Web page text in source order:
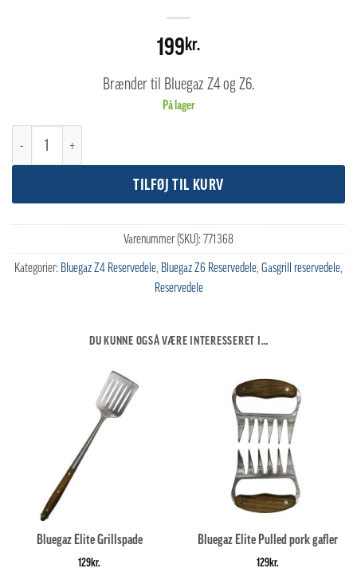
199kr.
Brænder til Bluegaz Z4 og Z6.
På lager
Bluegaz Z4 & Z6 Brænder antal
TILFØJ TIL KURV
Varenummer (SKU): 771368
Kategorier: Bluegaz Z4 Reservedele Bluegaz Z6 Reservedele Gasgrill reservedele
Reservedele
DU KUNNE OGSÅ VÆRE INTERESSERET I…
Bluegaz Elite Grillspade
129kr.
Bluegaz Elite Pulled pork gafler
129kr.